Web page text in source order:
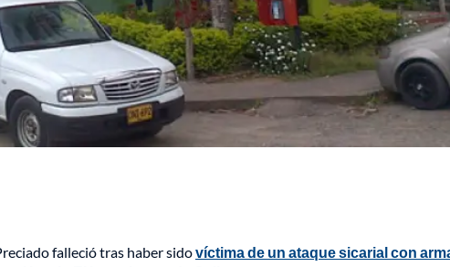
falleció tras haber sidovíctima de un ataque sicarial con